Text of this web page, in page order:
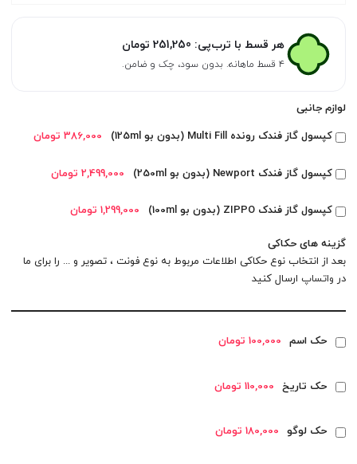
هر قسط با ترب‌پی: 251,250 تومان
۴ قسط ماهانه. بدون سود، چک و ضامن.
لوازم جانبی
کپسول گاز فندک رونده Multi Fill (بدون بو 125ml)
386,000 تومان
کپسول گاز فندک Newport (بدون بو 250ml) 2,499,000 تومان
کپسول گاز فندک ZIPPO (بدون بو 100ml) 1,299,000 تومان
گزینه های حکاکی
بعد از انتخاب نوع حکاکی اطلاعات مربوط به نوع فونت ، تصویر و ... را برای ما
در واتساپ ارسال کنید
حک اسم 100,000 تومان
حک تاریخ 110,000 تومان
حک لوگو 180,000 تومان